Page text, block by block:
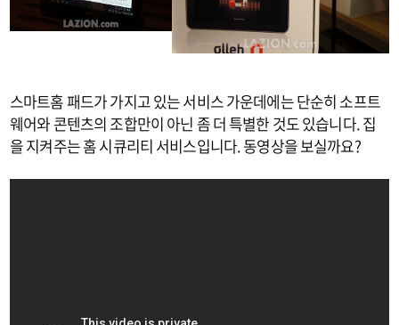
스마트홈 패드가 가지고 있는 서비스 가운데에는 단순히 소프트
웨어와 콘텐츠의 조합만이 아닌 좀 더 특별한 것도 있습니다. 집
을 지켜주는 홈 시큐리티 서비스입니다. 동영상을 보실까요?